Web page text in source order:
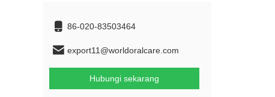
86-020-83503464
export11@worldoralcare.com
Hubungi sekarang